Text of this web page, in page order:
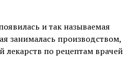
и так называемая
занималась производством,
по рецептам врачей